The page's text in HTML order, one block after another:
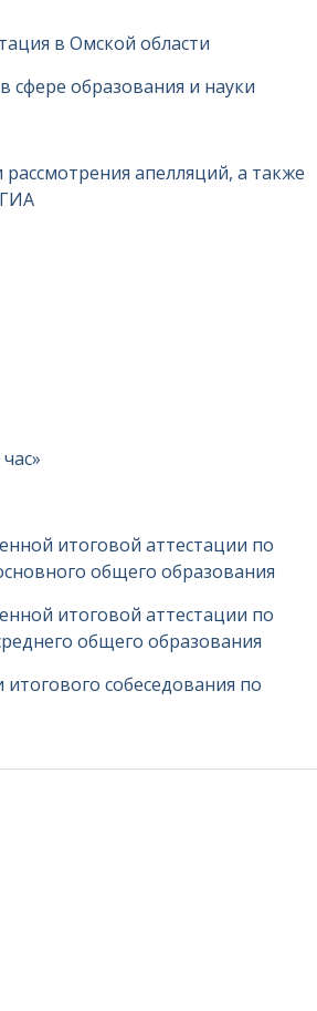
в Омской области
сфере образования и науки
апелляций, а также
итоговой аттестации по
общего образования
итоговой аттестации по
общего образования
собеседования по